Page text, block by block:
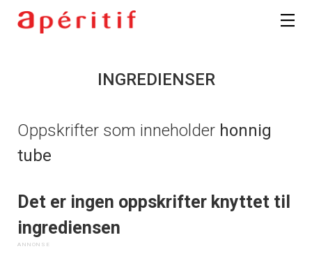
INGREDIENSER
Oppskrifter som inneholder honnig
tube
Det er ingen oppskrifter knyttet til
ingrediensen